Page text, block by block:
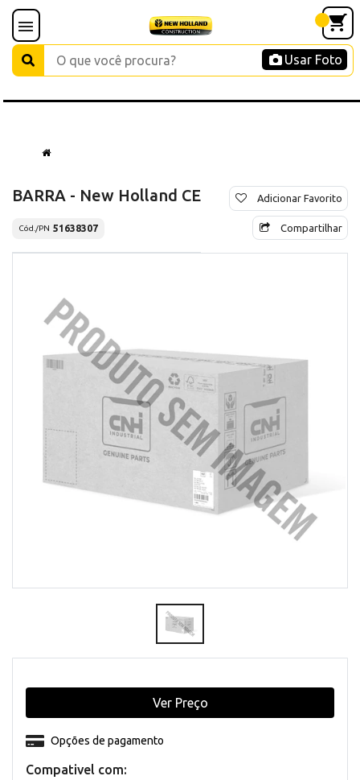
Usar Foto
BARRA - New Holland CE
Cód./PN 51638307
Adicionar Favorito
Compartilhar
Compativel com:
Opções de pagamento
Ver Preço